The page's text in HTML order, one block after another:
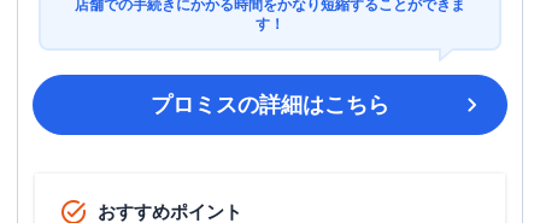
店舗での手続きにかかる時間をかなり短縮することができま
す！
プロミスの詳細はこちら
おすすめポイント